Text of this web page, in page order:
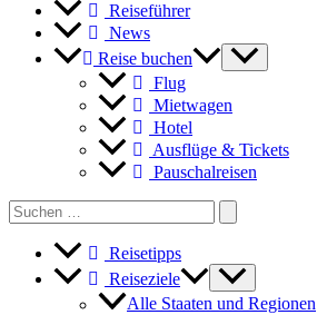
Reiseführer
News
Reise buchen
Flug
Mietwagen
Hotel
Ausflüge & Tickets
Pauschalreisen
Search
for:
Reisetipps
Reiseziele
Alle Staaten und Regionen